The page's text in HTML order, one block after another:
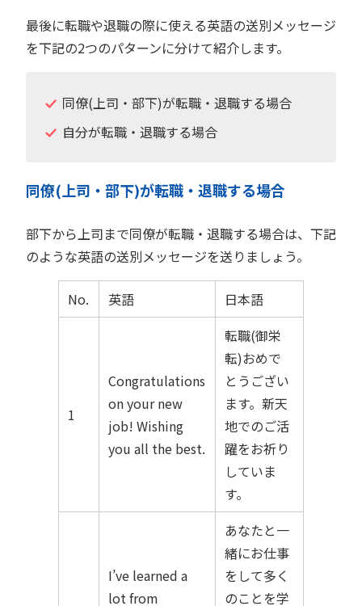
最後に転職や退職の際に使える英語の送別メッセージ
を下記の2つのパターンに分けて紹介します。
同僚(上司・部下)が転職・退職する場合
自分が転職・退職する場合
同僚(上司・部下)が転職・退職する場合
部下から上司まで同僚が転職・退職する場合は、下記
のような英語の送別メッセージを送りましょう。
No. 英語 日本語
1
Congratulations
on your new
job! Wishing
you all the best.
転職(御栄
転)おめで
とうござい
ます。新天
地でのご活
躍をお祈り
していま
す。
I’ve learned a
lot from
あなたと一
緒にお仕事
をして多く
のことを学